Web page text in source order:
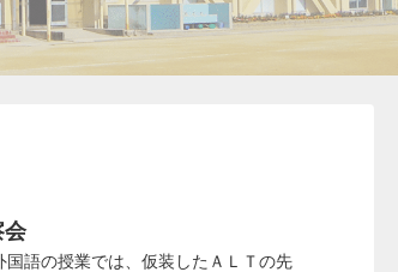
会
語の授業では、仮装したＡＬＴの先